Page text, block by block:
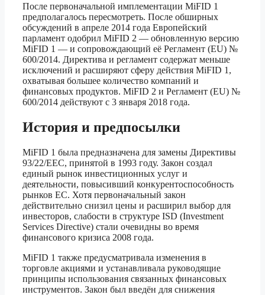
После первоначальной имплементации MiFID 1
предполагалось пересмотреть. После обширных
обсуждений в апреле 2014 года Европейский
парламент одобрил MiFID 2 — обновленную версию
MiFID 1 — и сопровождающий её Регламент (EU) №
600/2014. Директива и регламент содержат меньше
исключений и расширяют сферу действия MiFID 1,
охватывая большее количество компаний и
финансовых продуктов. MiFID 2 и Регламент (EU) №
600/2014 действуют с 3 января 2018 года.
История и предпосылки
MiFID 1 была предназначена для замены Директивы
93/22/EEC, принятой в 1993 году. Закон создал
единый рынок инвестиционных услуг и
деятельности, повысивший конкурентоспособность
рынков ЕС. Хотя первоначальный закон
действительно снизил цены и расширил выбор для
инвесторов, слабости в структуре ISD (Investment
Services Directive) стали очевидны во время
финансового кризиса 2008 года.
MiFID 1 также предусматривала изменения в
торговле акциями и устанавливала руководящие
принципы использования связанных финансовых
инструментов. Закон был введён для снижения